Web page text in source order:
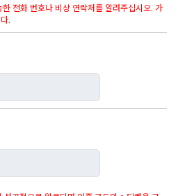
전화 번호나 비상 연락처를 알려주십시오. 가
.